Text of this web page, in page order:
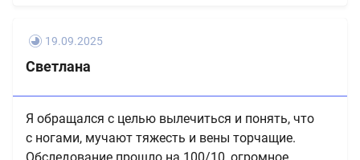
19.09.2025
Светлана
Я обращался с целью вылечиться и понять, что
с ногами, мучают тяжесть и вены торчащие.